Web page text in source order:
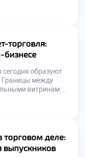
Эффективное
снижает
Подготовка
[…]
торговля:
бизнесе
сегодня образуют
Границы между
витринами
географических
интегрировать
Рынок труда
для e-
торговом деле: